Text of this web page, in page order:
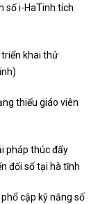
số i-HaTinh tích
triển khai thử
thiếu giáo viên
pháp thúc đẩy
đổi số tại hà tĩnh
cập kỹ năng số